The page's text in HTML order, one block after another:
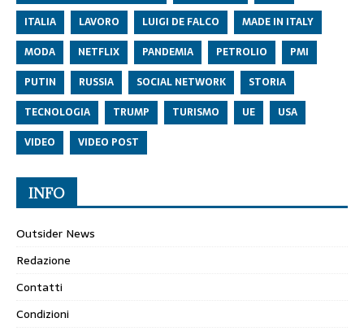
ITALIA
LAVORO LUIGI DE FALCO
MADE IN ITALY
MODA
NETFLIX PANDEMIA PETROLIO
PMI
PUTIN
RUSSIA SOCIAL NETWORK
STORIA
TECNOLOGIA
TRUMP TURISMO UE
USA
VIDEO
VIDEO POST
INFO
Outsider News
Redazione
Contatti
Condizioni